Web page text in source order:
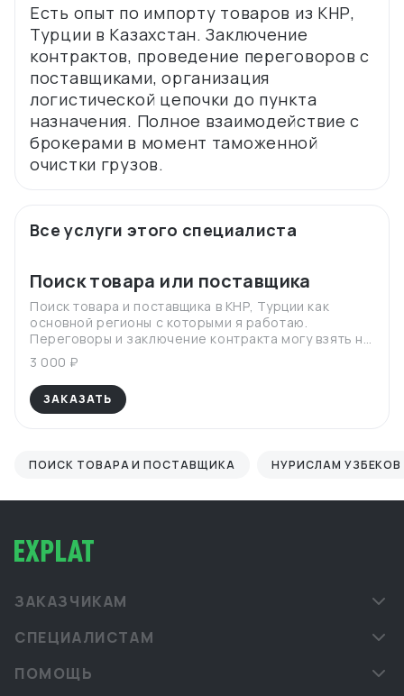
Есть опыт по импорту товаров из КНР,
Турции в Казахстан. Заключение
контрактов, проведение переговоров с
поставщиками, организация
логистической цепочки до пункта
назначения. Полное взаимодействие с
брокерами в момент таможенной
Все услуги этого специалиста
Поиск товара или поставщика
Поиск товара и поставщика в КНР, Турции как
основной регионы с которыми я работаю.
Переговоры и заключение контракта могу взять на
себя
3 000 ₽
ЗАКАЗАТЬ
ПОИСК ТОВАРА И ПОСТАВЩИКА НУРИСЛАМ УЗБЕКОВ
ЗАКАЗЧИКАМ
СПЕЦИАЛИСТАМ
ПОМОЩЬ